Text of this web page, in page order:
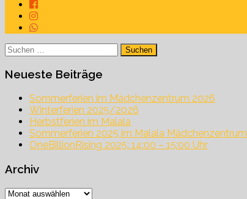
Suchen
nach:
Neueste Beiträge
Sommerferien im Mädchenzentrum 2026
Winterferien 2025/2026
Herbstferien im Malala
Sommerferien 2025 im Malala Mädchenzentrum
OneBillionRising 2025: 14:00 – 15:00 Uhr
Archiv
Archiv